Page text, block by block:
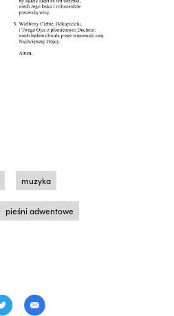
muzyka
pieśni adwentowe